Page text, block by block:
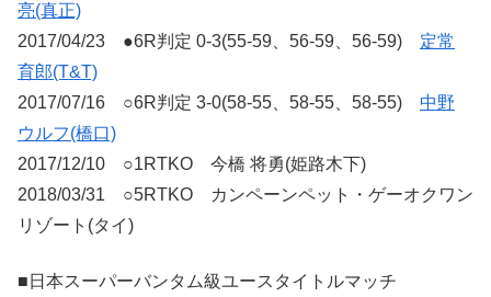
亮(真正)
2017/04/23 ●6R判定 0-3(55-59、56-59、56-59) 定常
育郎(T&T)
2017/07/16 ○6R判定 3-0(58-55、58-55、58-55) 中野
ウルフ(橋口)
2017/12/10 ○1RTKO 今橋 将勇(姫路木下)
2018/03/31 ○5RTKO カンペーンペット・ゲーオクワン
リゾート(タイ)
■日本スーパーバンタム級ユースタイトルマッチ